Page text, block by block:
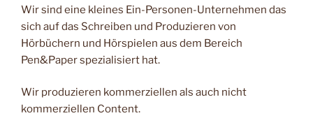
Wir sind eine kleines Ein-Personen-Unternehmen das
sich auf das Schreiben und Produzieren von
Hörbüchern und Hörspielen aus dem Bereich
Pen&Paper spezialisiert hat.
Wir produzieren kommerziellen als auch nicht
kommerziellen Content.